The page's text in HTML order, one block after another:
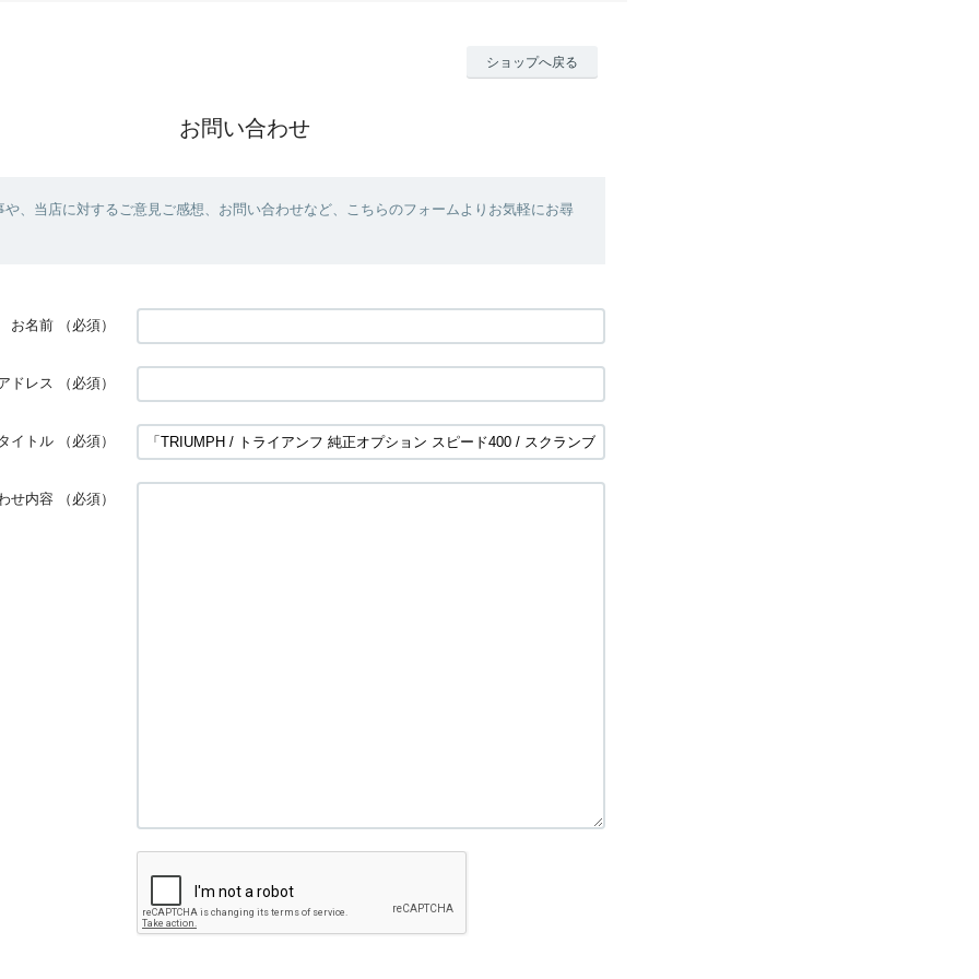
ショップへ戻る
お問い合わせ
や、当店に対するご意見ご感想、お問い合わせなど、こちらのフォームよりお気軽にお尋
お名前 （必須）
ドレス （必須）
イトル （必須）
せ内容 （必須）